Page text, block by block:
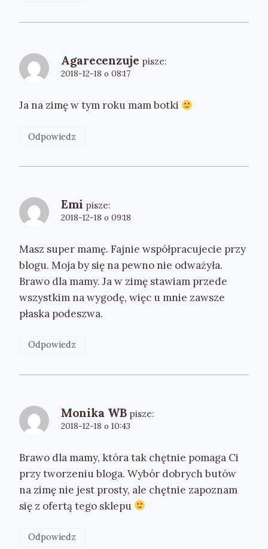
Agarecenzuje pisze:
2018-12-18 o 08:17
Ja na zimę w tym roku mam botki
Odpowiedz
Emi pisze:
2018-12-18 o 09:18
Masz super mamę. Fajnie współpracujecie przy
blogu. Moja by się na pewno nie odważyła.
Brawo dla mamy. Ja w zimę stawiam przede
wszystkim na wygodę, więc u mnie zawsze
płaska podeszwa.
Odpowiedz
Monika WB pisze:
2018-12-18 o 10:43
Brawo dla mamy, która tak chętnie pomaga Ci
przy tworzeniu bloga. Wybór dobrych butów
na zimę nie jest prosty, ale chętnie zapoznam
się z ofertą tego sklepu
Odpowiedz